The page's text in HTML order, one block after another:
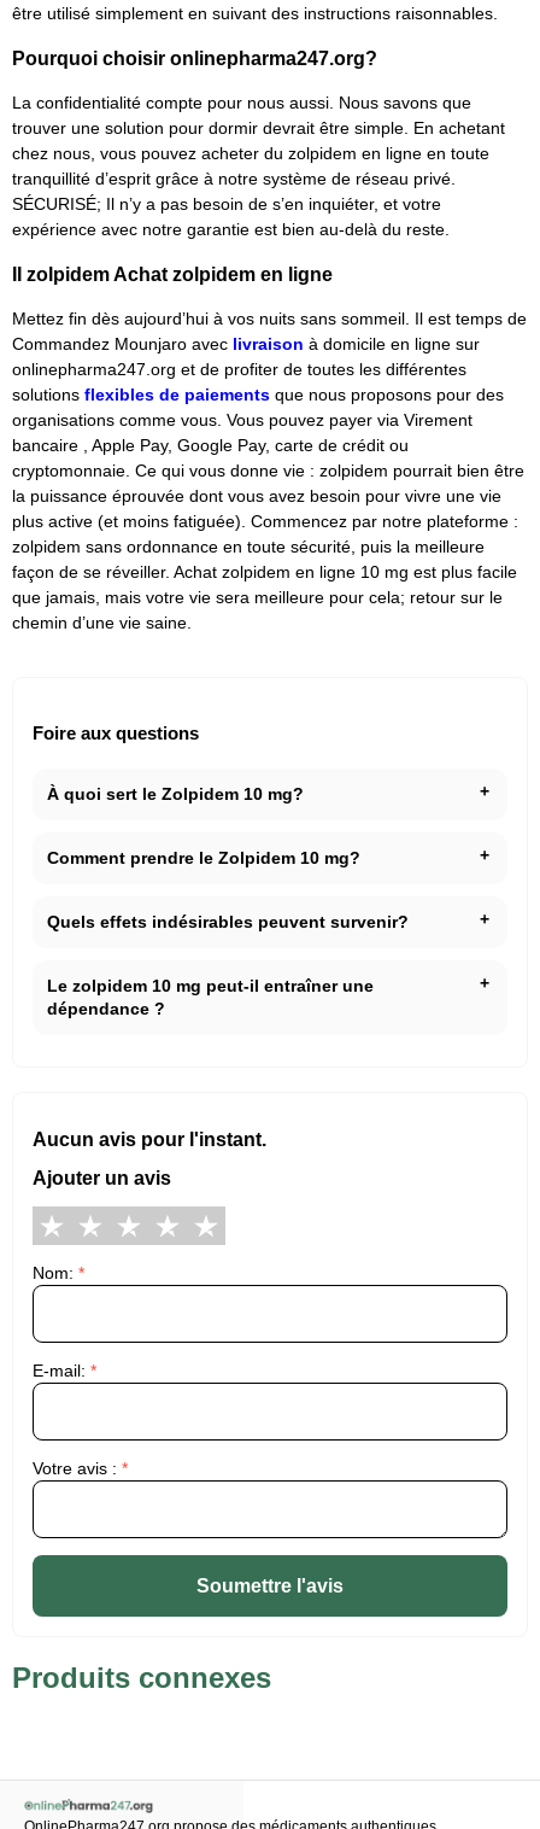
être utilisé simplement en suivant des instructions raisonnables.
Pourquoi choisir onlinepharma247.org?
La confidentialité compte pour nous aussi. Nous savons que
trouver une solution pour dormir devrait être simple. En achetant
chez nous, vous pouvez acheter du zolpidem en ligne en toute
tranquillité d’esprit grâce à notre système de réseau privé.
SÉCURISÉ; Il n’y a pas besoin de s’en inquiéter, et votre
expérience avec notre garantie est bien au-delà du reste.
II zolpidem Achat zolpidem en ligne
Mettez fin dès aujourd’hui à vos nuits sans sommeil. Il est temps de
Commandez Mounjaro avec livraison à domicile en ligne sur
onlinepharma247.org et de profiter de toutes les différentes
solutions flexibles de paiements que nous proposons pour des
organisations comme vous. Vous pouvez payer via Virement
bancaire , Apple Pay, Google Pay, carte de crédit ou
cryptomonnaie. Ce qui vous donne vie : zolpidem pourrait bien être
la puissance éprouvée dont vous avez besoin pour vivre une vie
plus active (et moins fatiguée). Commencez par notre plateforme :
zolpidem sans ordonnance en toute sécurité, puis la meilleure
façon de se réveiller. Achat zolpidem en ligne 10 mg est plus facile
que jamais, mais votre vie sera meilleure pour cela; retour sur le
chemin d’une vie saine.
Foire aux questions
À quoi sert le Zolpidem 10 mg?
Comment prendre le Zolpidem 10 mg?
Quels effets indésirables peuvent survenir?
Le zolpidem 10 mg peut-il entraîner une
dépendance ?
Aucun avis pour l'instant.
Ajouter un avis
Nom: *
E-mail: *
Votre avis : *
Soumettre l'avis
Produits connexes